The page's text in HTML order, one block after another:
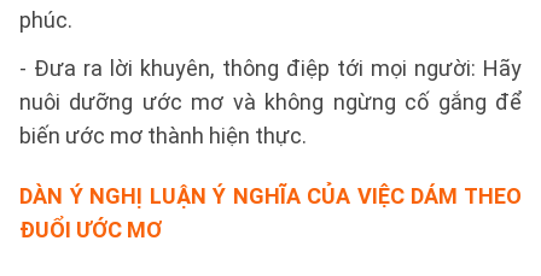
phúc.
- Đưa ra lời khuyên, thông điệp tới mọi người: Hãy
nuôi dưỡng ước mơ và không ngừng cố gắng để
biến ước mơ thành hiện thực.
DÀN Ý NGHỊ LUẬN Ý NGHĨA CỦA VIỆC DÁM THEO
ĐUỔI ƯỚC MƠ